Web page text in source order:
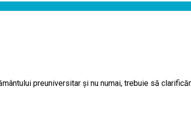
preuniversitar și nu numai, trebuie să